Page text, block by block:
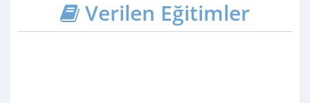
Verilen Eğitimler